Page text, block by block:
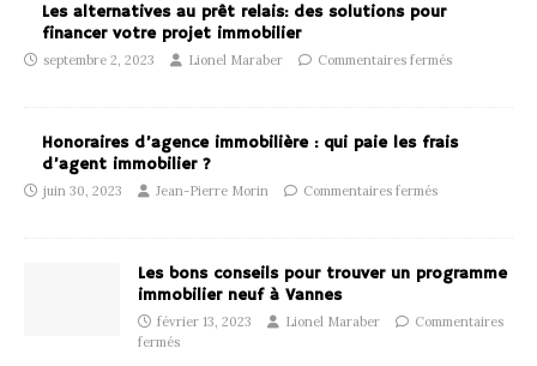
Les alternatives au prêt relais: des solutions pour
financer votre projet immobilier
septembre 2, 2023 Lionel Maraber Commentaires fermés
Honoraires d’agence immobilière : qui paie les frais
d’agent immobilier ?
juin 30, 2023 Jean-Pierre Morin Commentaires fermés
Les bons conseils pour trouver un programme
immobilier neuf à Vannes
février 13, 2023 Lionel Maraber
Commentaires
fermés